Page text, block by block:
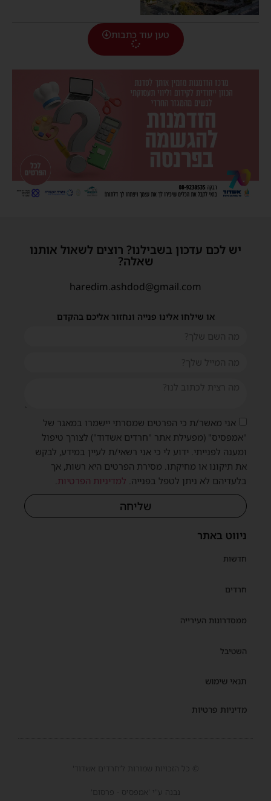
טען עוד כתבות
ניווט באתר
חדשות
חרדים
ממסדרונות העירייה
השטיבל
תנאי שימוש
מדיניות פרטיות
יש לכם עדכון בשבילנו? רוצים לשאול אותנו
שאלה?
haredim.ashdod@gmail.com
או שילחו אלינו פנייה ונחזור אליכם בהקדם
אני מאשר/ת כי הפרטים שמסרתי יישמרו במאגר של
"אמפסיס" (מפעילת אתר "חרדים אשדוד") לצורך טיפול
ומענה לפנייתי. ידוע לי כי אני רשאי/ת לעיין במידע, לבקש
את תיקונו או מחיקתו. מסירת הפרטים היא רשות, אך
בלעדיהם לא ניתן לטפל בפנייה. למדיניות הפרטיות.
שליחה
© כל הזכויות שמורות ל'חרדים אשדוד'
נבנה ע"י 'אמפסיס - פרסום'